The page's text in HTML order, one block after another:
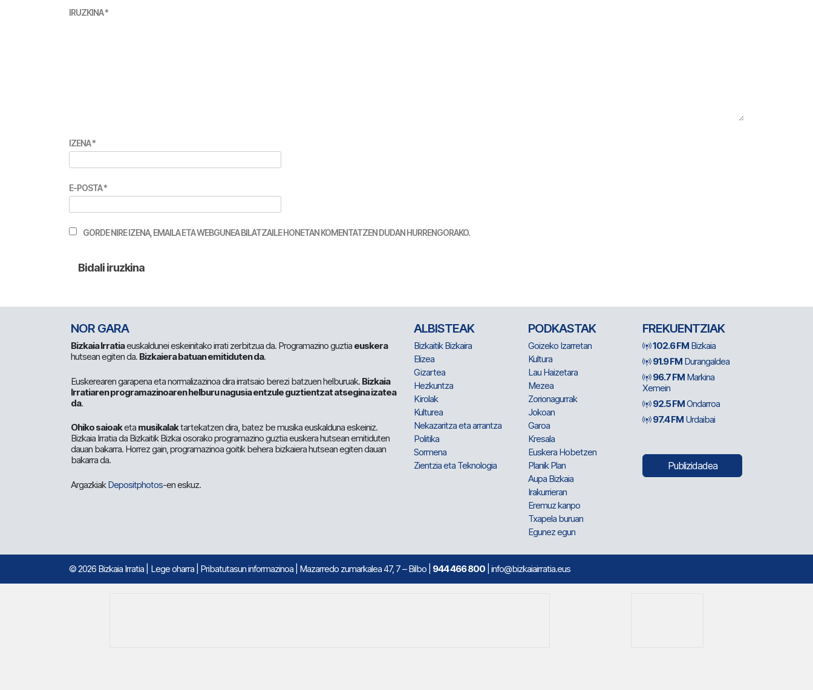
IRUZKINA*
IZENA*
E-POSTA*
GORDE NIRE IZENA, EMAILA ETA WEBGUNEA BILATZAILE HONETAN KOMENTATZEN DUDAN HURRENGORAKO.
NOR GARA
Bizkaia Irratiaeuskaldunei eskeinitako irrati zerbitzua da. Programazino guztia euskera
hutsean egiten da. Bizkaiera batuan emitiduten da.
Euskerearen garapena eta normalizazinoa dira irratsaio berezi batzuen helburuak. Bizkaia
Irratiaren programazinoaren helburu nagusia entzule guztientzat atsegina izatea
da.
Ohiko saioaketa musikalaktartekatzen dira, batez be musika euskalduna eskeiniz.
Bizkaia Irratia da Bizkaitik Bizkai osorako programazino guztia euskera hutsean emitiduten
dauan bakarra. Horrez gain, programazinoa goitik behera bizkaiera hutsean egiten dauan
bakarra da.
ArgazkiakDepositphotos-en eskuz.
ALBISTEAK
Bizkaitik Bizkaira
Elizea
Gizartea
Hezkuntza
Kirolak
Kulturea
Nekazaritza eta arrantza
Politika
Sormena
Zientzia eta Teknologia
PODKASTAK
Goizeko Izarretan
Kultura
Lau Haizetara
Mezea
Zorionagurrak
Jokoan
Garoa
Kresala
Euskera Hobetzen
Planik Plan
Aupa Bizkaia
Irakurrieran
Eremuz kanpo
Txapela buruan
Egunez egun
FREKUENTZIAK
102.6 FM Bizkaia
91.9 FM Durangaldea
96.7 FM Markina
Xemein
92.5 FMOndarroa
97.4 FM Urdaibai
Publizidadea
© 2026 Bizkaia Irratia Lege oharra Pribatutasun informazinoa | Mazarredo zumarkalea 47, 7 – Bilbo | 944 466 800 | info@bizkaiairratia.eus